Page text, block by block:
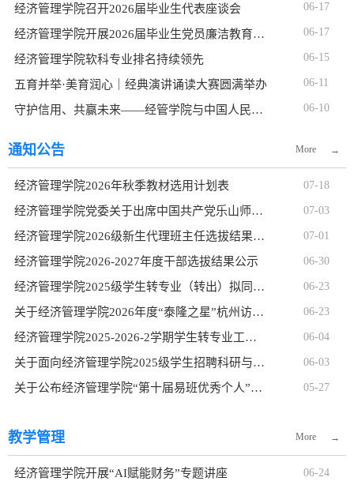
经济管理学院召开2026届毕业生代表座谈会 06-17
经济管理学院开展2026届毕业生党员廉洁教育大会 06-17
经济管理学院软科专业排名持续领先 06-15
五育并举·美育润心｜经典演讲诵读大赛圆满举办 06-11
守护信用、共赢未来——经管学院与中国人民银行、乐山市商业
06-10
通知公告 More →
经济管理学院2026年秋季教材选用计划表 07-18
经济管理学院党委关于出席中国共产党乐山师范学院第五次代表大会代表候选人初步人选的公示 07-03
经济管理学院2026级新生代理班主任选拔结果公示 07-01
经济管理学院2026-2027年度干部选拔结果公示 06-30
经济管理学院2025级学生转专业（转出）拟同意名单公示 06-23
关于经济管理学院2026年度“泰隆之星”杭州访学项目 评选公示 06-23
经济管理学院2025-2026-2学期学生转专业工作实施细则 06-04
‌关于面向经济管理学院2025级学生招聘科研与行政助理的公告‌ 06-03
关于公布经济管理学院“第十届易班优秀个人”评选公示 05-27
教学管理 More →
经济管理学院开展“AI赋能财务”专题讲座 06-24